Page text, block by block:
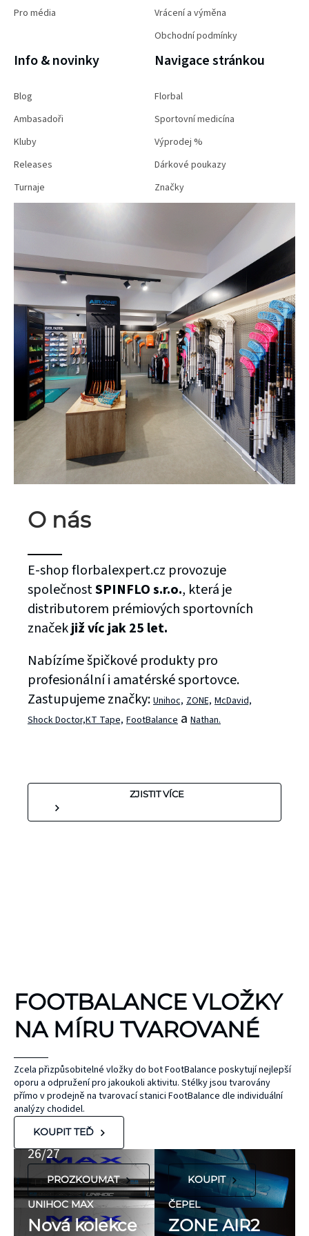
Pro média
Vrácení a výměna
Obchodní podmínky
Info & novinky
Blog
Ambasadoři
Kluby
Releases
Turnaje
Navigace stránkou
Florbal
Sportovní medicína
Výprodej %
Dárkové poukazy
Značky
O nás
E-shop florbalexpert.cz provozuje
společnostSPINFLO s.r.o., která je
distributorem prémiových sportovních
značekjiž víc jak 25 let.
Nabízíme špičkové produkty pro
profesionální i amatérské sportovce.
Zastupujeme značky: Unihoc, ZONE, McDavid,
Shock Doctor,KT Tape, FootBalance a Nathan.
ZJISTIT VÍCE
FOOTBALANCE VLOŽKY
NA MÍRU TVAROVANÉ
Zcela přizpůsobitelné vložky do bot FootBalance poskytují nejlepší
oporu a odpružení pro jakoukoli aktivitu. Stélky jsou tvarovány
přímo v prodejně na tvarovací stanici FootBalance dle individuální
analýzy chodidel.
KOUPIT TEĎ
UNIHOC
MAX
Nová kolekce
26/27
PROZKOUMAT
UNIHOC MAX
Nová kolekce
ČEPEL
ZONE
KOUPIT
ČEPEL
ZONE AIR2
KINEZIOLOGICKÉ
TEJPY
KT TAPE
bez latexu a
přírodního
hypoalergenní,
neobsahují latex
ani přírodní
kaučuk. Obsahují
minimum